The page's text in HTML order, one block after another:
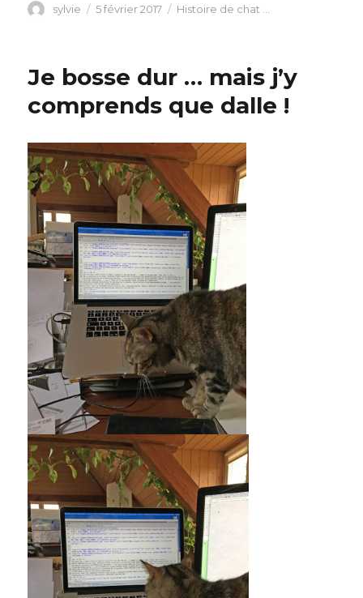
Auteur
sylvie
Publié
5 février 2017 Catégories
Histoire de chat ...
Je bosse dur … mais j’y
comprends que dalle !